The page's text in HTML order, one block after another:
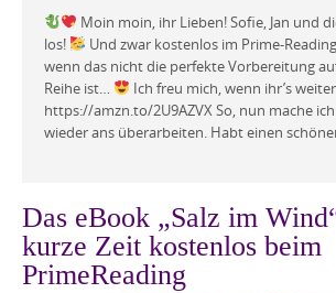
Moin moin, ihr Lieben! Sofie, Jan und
los!
Und zwar kostenlos im Prime-
wenn das nicht die perfekte Vorbereitung
Reihe ist…
Ich freu mich, wenn ihr’s
https://amzn.to/2U9AZVX So, nun mache
wieder ans überarbeiten. Habt einen
Das eBook „Salz im
kurze Zeit kostenlos beim
PrimeReading